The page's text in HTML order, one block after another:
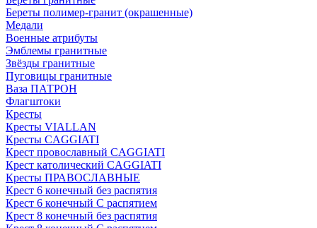
Береты полимер-гранит (окрашенные)
Медали
Военные атрибуты
Эмблемы гранитные
Звёзды гранитные
Пуговицы гранитные
Ваза ПАТРОН
Флагштоки
Кресты
Кресты VIALLAN
Кресты CAGGIATI
Крест провославный CAGGIATI
Крест католический CAGGIATI
Кресты ПРАВОСЛАВНЫЕ
Крест 6 конечный без распятия
Крест 6 конечный С распятием
Крест 8 конечный без распятия